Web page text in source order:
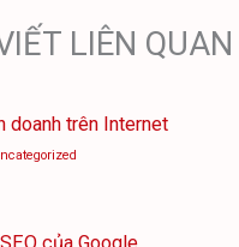
LIÊN QUAN
doanh trên Internet